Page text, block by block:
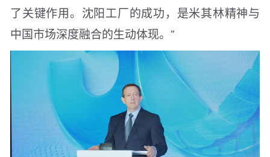
了关键作用。沈阳工厂的成功，是米其林精神与
中国市场深度融合的生动体现。”